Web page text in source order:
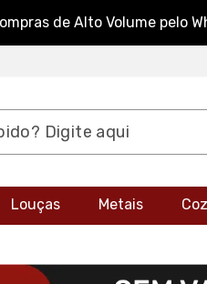
de Alto Volume pelo
Louças Metais